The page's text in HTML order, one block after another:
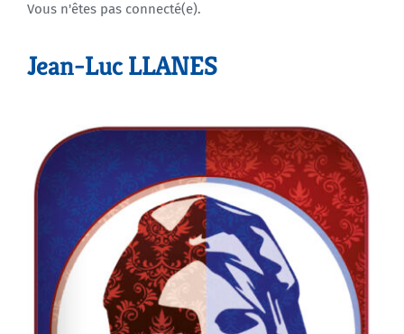
Agenda
Vous n'êtes pas connecté(e).
Jean-Luc LLANES